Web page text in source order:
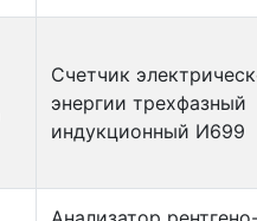
Счетчик
энергии трехфазный
индукционный И699